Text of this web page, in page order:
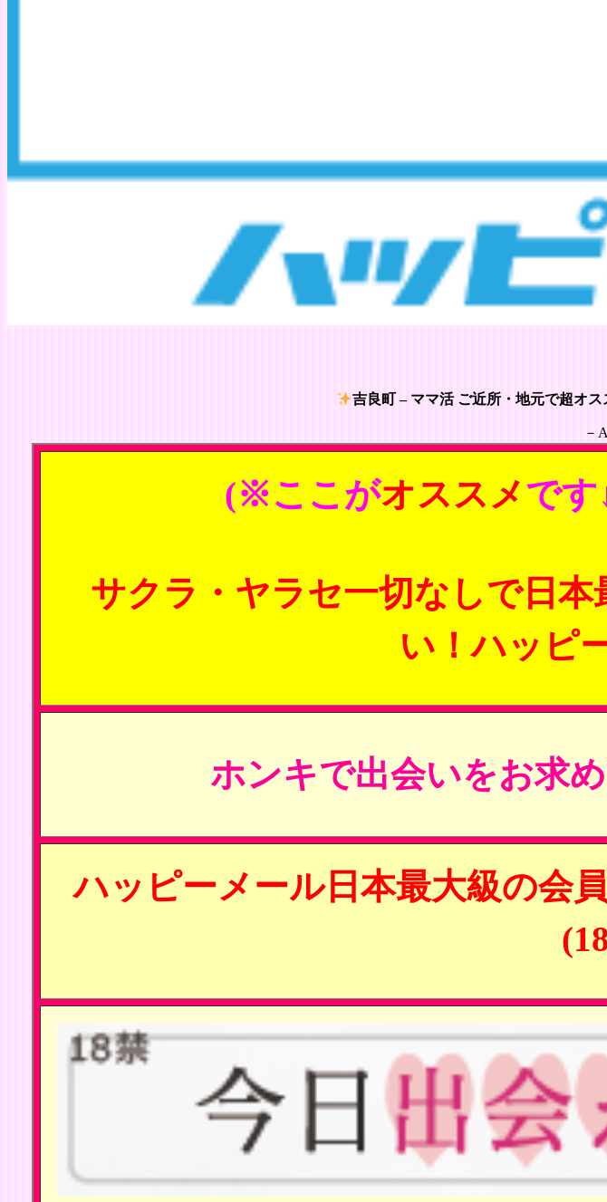
吉良町 – ママ活 ご近所・地元で超オ
－
(※ここがオススメです
サクラ・ヤラセ一切なしで日
い！ハッピ
ホンキで出会いをお求
ハッピーメール日本最大級の会